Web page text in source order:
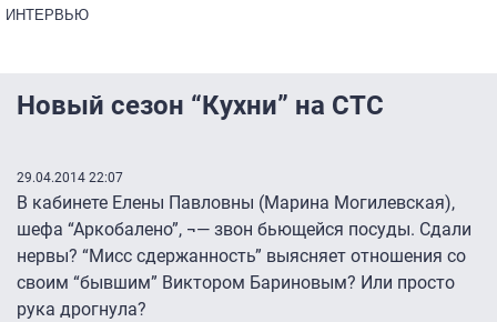
ИНТЕРВЬЮ
Новый сезон “Кухни” на СТС
29.04.2014 22:07
В кабинете Елены Павловны (Марина Могилевская),
шефа “Аркобалено”, ¬— звон бьющейся посуды. Сдали
нервы? “Мисс сдержанность” выясняет отношения со
своим “бывшим” Виктором Бариновым? Или просто
рука дрогнула?